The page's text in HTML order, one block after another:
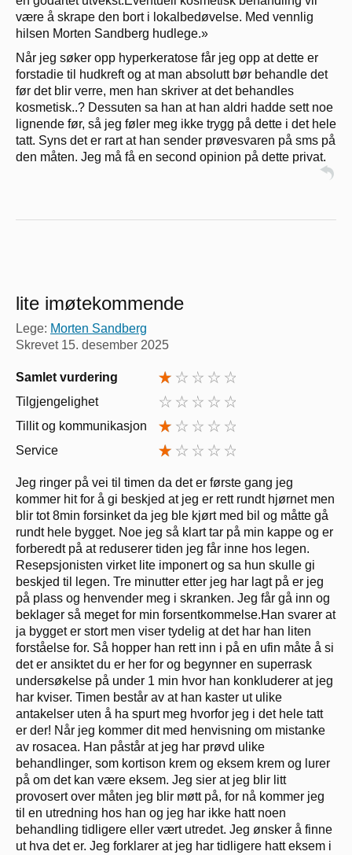
være å skrape den bort i lokalbedøvelse. Med vennlig
hilsen Morten Sandberg hudlege.»
Når jeg søker opp hyperkeratose får jeg opp at dette er
forstadie til hudkreft og at man absolutt bør behandle det
før det blir verre, men han skriver at det behandles
kosmetisk..? Dessuten sa han at han aldri hadde sett noe
lignende før, så jeg føler meg ikke trygg på dette i det hele
tatt. Syns det er rart at han sender prøvesvaren på sms på
den måten. Jeg må få en second opinion på dette privat.
lite imøtekommende
Lege: Morten Sandberg
Skrevet 15. desember 2025
Samlet vurdering
Tilgjengelighet
Tillit og kommunikasjon
Service
Jeg ringer på vei til timen da det er første gang jeg
kommer hit for å gi beskjed at jeg er rett rundt hjørnet men
blir tot 8min forsinket da jeg ble kjørt med bil og måtte gå
rundt hele bygget. Noe jeg så klart tar på min kappe og er
forberedt på at reduserer tiden jeg får inne hos legen.
Resepsjonisten virket lite imponert og sa hun skulle gi
beskjed til legen. Tre minutter etter jeg har lagt på er jeg
på plass og henvender meg i skranken. Jeg får gå inn og
beklager så meget for min forsentkommelse.Han svarer at
ja bygget er stort men viser tydelig at det har han liten
forståelse for. Så hopper han rett inn i på en ufin måte å si
det er ansiktet du er her for og begynner en superrask
undersøkelse på under 1 min hvor han konkluderer at jeg
har kviser. Timen består av at han kaster ut ulike
antakelser uten å ha spurt meg hvorfor jeg i det hele tatt
er der! Når jeg kommer dit med henvisning om mistanke
av rosacea. Han påstår at jeg har prøvd ulike
behandlinger, som kortison krem og eksem krem og lurer
på om det kan være eksem. Jeg sier at jeg blir litt
provosert over måten jeg blir møtt på, for nå kommer jeg
til en utredning hos han og jeg har ikke hatt noen
behandling tidligere eller vært utredet. Jeg ønsker å finne
ut hva det er. Jeg forklarer at jeg har tidligere hatt eksem i